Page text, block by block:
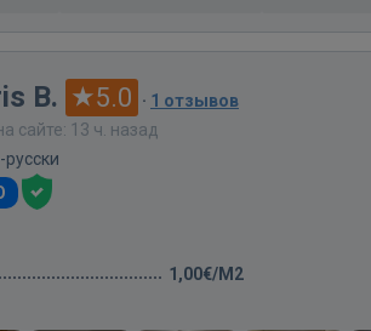
B. 5.0 · 1 отзывов
сайте: 13 ч. назад
русски
1,00€/M2